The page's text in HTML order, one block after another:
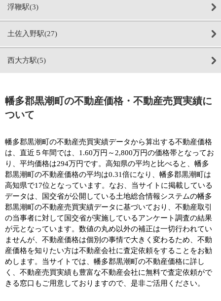
浮鞭駅(3)
土佐入野駅(27)
西大方駅(5)
幡多郡黒潮町の不動産価格・不動産売買実績に
ついて
幡多郡黒潮町の不動産売買実績データから算出する不動産価格
は、直近５年間では、1.60万円～2,800万円の価格帯となってお
り、平均価格は294万円です。高知県の平均と比べると、幡多
郡黒潮町の不動産価格の平均は0.31倍になり、幡多郡黒潮町は
高知県で17位となっています。なお、当サイトに掲載している
データは、国交省が公開している土地総合情報システムの幡多
郡黒潮町の不動産売買実績データに基づいており、不動産取引
の当事者に対して国交省が実施しているアンケート調査の結果
が元となっています。数値の丸め以外の補正は一切行われてい
ませんが、不動産価格は個別の事情で大きく変わるため、不動
産価格を知りたい方は不動産会社に査定依頼をすることをお勧
めします。当サイトでは、幡多郡黒潮町の不動産価格に詳し
く、不動産売買実績も豊富な不動産会社に無料で査定依頼がで
きる窓口もご用意しておりますので、是非ご活用ください。